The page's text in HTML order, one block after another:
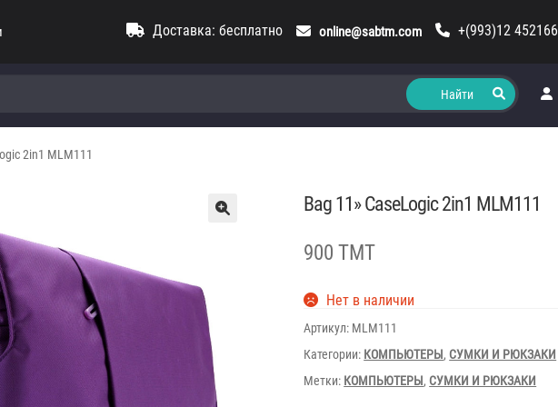
Доставка: бесплатно online@sabtm.com +(993)12 452166
2in1 MLM111
Bag 11» CaseLogic 2in1 MLM111
900 TMT
Нет в наличии
Артикул: MLM111
Категории: КОМПЬЮТЕРЫ, СУМКИ И РЮКЗАКИ
Метки: КОМПЬЮТЕРЫ, СУМКИ И РЮКЗАКИ